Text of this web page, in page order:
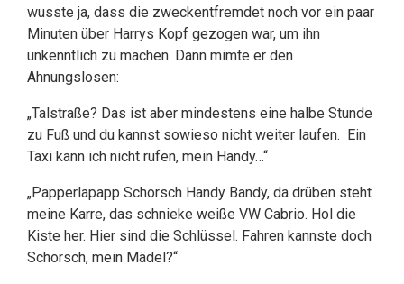
wusste ja, dass die zweckentfremdet noch vor ein paar
Minuten über Harrys Kopf gezogen war, um ihn
unkenntlich zu machen. Dann mimte er den
Ahnungslosen:
„Talstraße? Das ist aber mindestens eine halbe Stunde
zu Fuß und du kannst sowieso nicht weiter laufen. Ein
Taxi kann ich nicht rufen, mein Handy…“
„Papperlapapp Schorsch Handy Bandy, da drüben steht
meine Karre, das schnieke weiße VW Cabrio. Hol die
Kiste her. Hier sind die Schlüssel. Fahren kannste doch
Schorsch, mein Mädel?“